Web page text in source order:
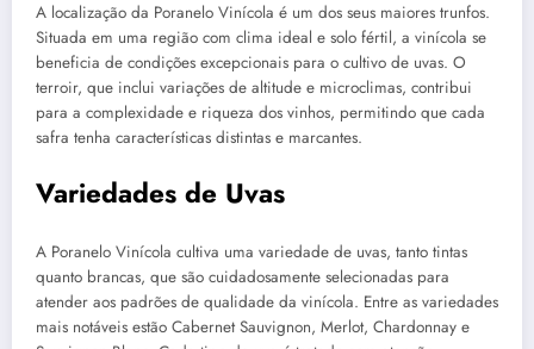
A localização da Poranelo Vinícola é um dos seus maiores trunfos.
Situada em uma região com clima ideal e solo fértil, a vinícola se
beneficia de condições excepcionais para o cultivo de uvas. O
terroir, que inclui variações de altitude e microclimas, contribui
para a complexidade e riqueza dos vinhos, permitindo que cada
safra tenha características distintas e marcantes.
Variedades de Uvas
A Poranelo Vinícola cultiva uma variedade de uvas, tanto tintas
quanto brancas, que são cuidadosamente selecionadas para
atender aos padrões de qualidade da vinícola. Entre as variedades
mais notáveis estão Cabernet Sauvignon, Merlot, Chardonnay e